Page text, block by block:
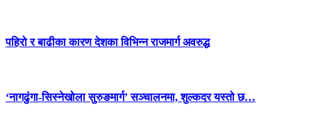
पहिरो र बाढीका कारण देशका विभिन्न राजमार्ग अवरुद्ध
‘नागढुंगा-सिस्नेखोला सुरुङमार्ग’ सञ्चालनमा, शुल्कदर यस्तो छ…